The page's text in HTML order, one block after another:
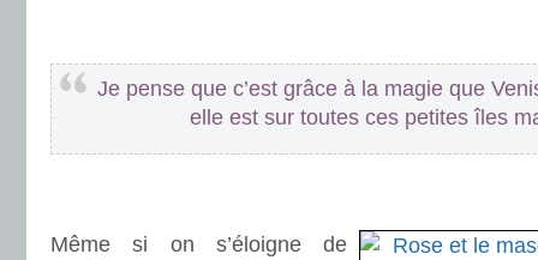
Je pense que c’est grâce à la magie que
elle est sur toutes ces petites îles
Même si on s’éloigne de